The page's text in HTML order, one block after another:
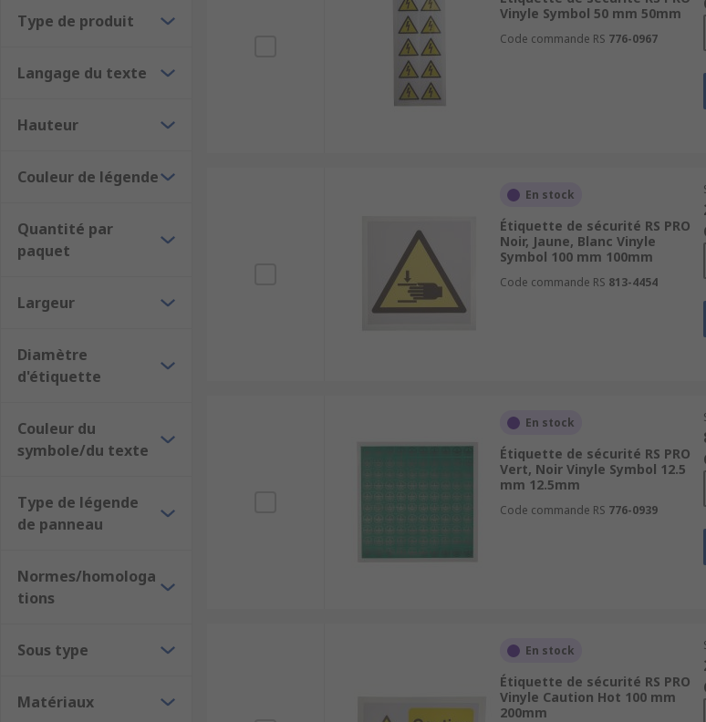
Type de produit
Langage du texte
Hauteur
Couleur de légende
Quantité par
paquet
Largeur
Diamètre
d'étiquette
Couleur du
symbole/du texte
Type de légende
de panneau
Normes/homologa
tions
Sous type
Matériaux
Vinyle Symbol 50 mm 50mm
Code commande RS 776-0967
En stock
Étiquette de sécurité RS PRO
Noir, Jaune, Blanc Vinyle
Symbol 100 mm 100mm
Code commande RS 813-4454
En stock
Étiquette de sécurité RS PRO
Vert, Noir Vinyle Symbol 12.5
mm 12.5mm
Code commande RS 776-0939
En stock
Étiquette de sécurité RS PRO
Vinyle Caution Hot 100 mm
200mm